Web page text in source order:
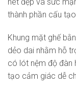
thành phần cấu
Khung mặt ghế
dẻo dai nhằm hỗ
có lót nệm độ đàn
tạo cảm giác dễ